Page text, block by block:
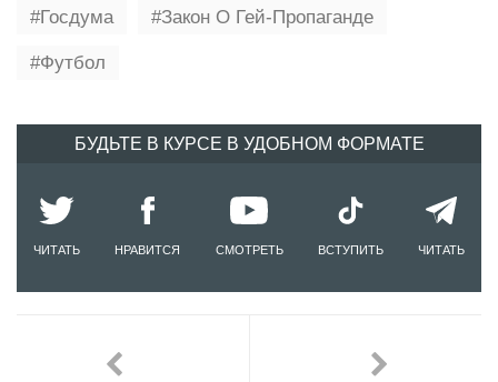
Госдума
Закон О Гей-Пропаганде
Футбол
БУДЬТЕ В КУРСЕ В УДОБНОМ ФОРМАТЕ
ЧИТАТЬ НРАВИТСЯ СМОТРЕТЬ ВСТУПИТЬ ЧИТАТЬ